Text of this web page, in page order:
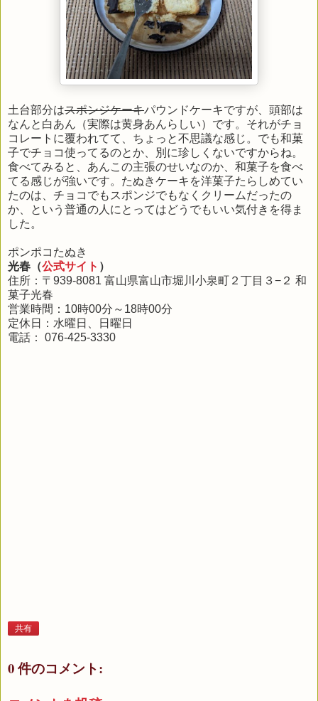
土台部分はスポンジケーキパウンドケーキですが、頭部は
なんと白あん（実際は黄身あんらしい）です。それがチョ
コレートに覆われてて、ちょっと不思議な感じ。でも和菓
子でチョコ使ってるのとか、別に珍しくないですからね。
食べてみると、あんこの主張のせいなのか、和菓子を食べ
てる感じが強いです。たぬきケーキを洋菓子たらしめてい
たのは、チョコでもスポンジでもなくクリームだったの
か、という普通の人にとってはどうでもいい気付きを得ま
した。
ポンポコたぬき
光春（公式サイト ）
住所：〒939-8081 富山県富山市堀川小泉町２丁目３−２ 和
菓子光春
営業時間：10時00分～18時00分
定休日：水曜日、日曜日
電話： 076-425-3330
共有
0 件のコメント: